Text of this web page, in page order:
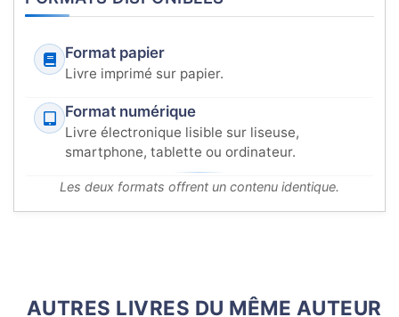
Format papier
Livre imprimé sur papier.
Format numérique
Livre électronique lisible sur liseuse,
smartphone, tablette ou ordinateur.
Les deux formats offrent un contenu identique.
AUTRES LIVRES DU MÊME AUTEUR